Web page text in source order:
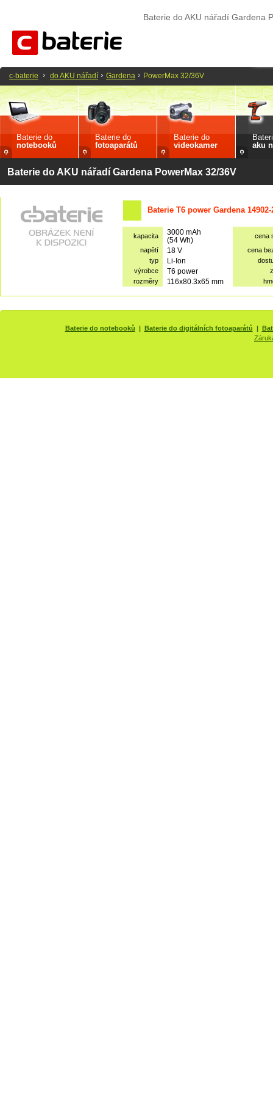
Baterie do AKU nářadí Gardena
Baterie do
notebooků
Baterie do
fotoaparátů
Baterie do
videokamer
aku
Baterie do AKU nářadí Gardena PowerMax 32/36V
Baterie T6 power Gardena
kapacita
3000 mAh
(54 Wh)
cena
napětí
18 V
cena
typ
Li-Ion
výrobce
T6 power
rozměry
116x80.3x65 mm
c-baterie do AKU nářadí Gardena PowerMax 32/36V
Baterie do notebooků | Baterie do digitálních fotoaparátů |